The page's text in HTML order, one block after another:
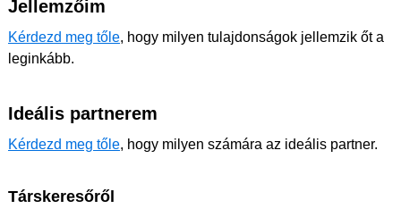
Jellemzőim
Kérdezd meg tőle, hogy milyen tulajdonságok jellemzik őt a
leginkább.
Ideális partnerem
Kérdezd meg tőle, hogy milyen számára az ideális partner.
Társkeresőről